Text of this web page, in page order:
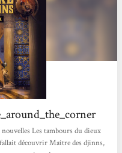
nouvelles Les tambours du dieux
découvrir Maître des djinns,